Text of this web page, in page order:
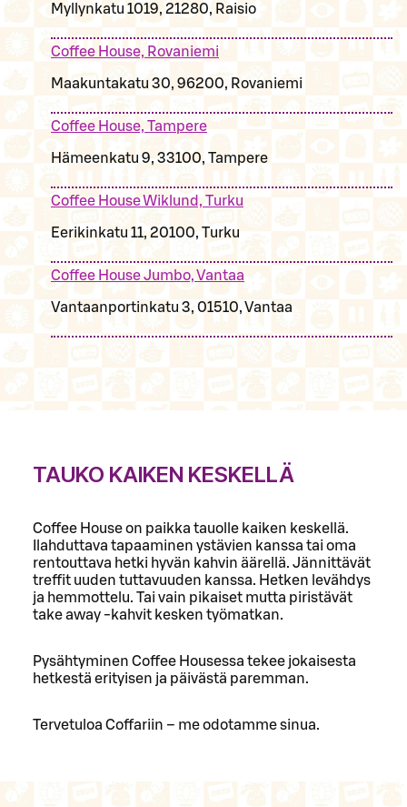
TAUKO KAIKEN KESKELLÄ
Coffee House on paikka tauolle kaiken keskellä.
Ilahduttava tapaaminen ystävien kanssa tai oma
rentouttava hetki hyvän kahvin äärellä. Jännittävät
treffit uuden tuttavuuden kanssa. Hetken levähdys
ja hemmottelu. Tai vain pikaiset mutta piristävät
take away -kahvit kesken työmatkan.
Pysähtyminen Coffee Housessa tekee jokaisesta
hetkestä erityisen ja päivästä paremman.
Tervetuloa Coffariin – me odotamme sinua.
Myllynkatu 1019, 21280, Raisio
Coffee House, Rovaniemi
Maakuntakatu 30, 96200, Rovaniemi
Coffee House, Tampere
Hämeenkatu 9, 33100, Tampere
Coffee House Wiklund, Turku
Eerikinkatu 11, 20100, Turku
Coffee House Jumbo, Vantaa
Vantaanportinkatu 3, 01510, Vantaa